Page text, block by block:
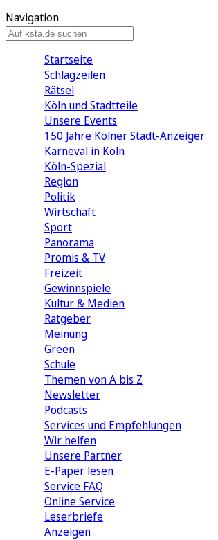
Navigation
Startseite
Schlagzeilen
Rätsel
Köln und Stadtteile
Unsere Events
150 Jahre Kölner Stadt-Anzeiger
Karneval in Köln
Köln-Spezial
Region
Politik
Wirtschaft
Sport
Panorama
Promis & TV
Freizeit
Gewinnspiele
Kultur & Medien
Ratgeber
Meinung
Green
Schule
Themen von A bis Z
Newsletter
Podcasts
Services und Empfehlungen
Wir helfen
Unsere Partner
E-Paper lesen
Service FAQ
Online Service
Leserbriefe
Anzeigen